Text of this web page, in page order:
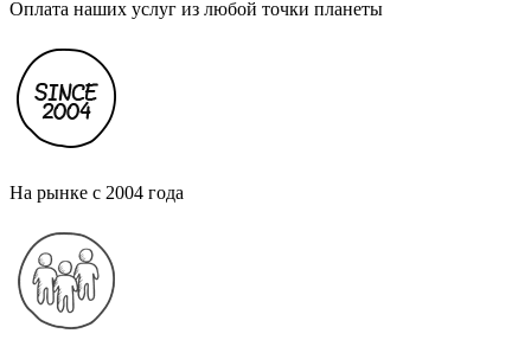
Оплата наших услуг из любой точки планеты
На рынке с 2004 года